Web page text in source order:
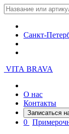
Санкт-
VITA BRAVA
О нас
Контакты
Записаться
0